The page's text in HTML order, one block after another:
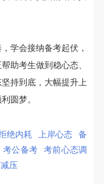
学会接纳备考起伏，
助考生做到稳心态、
持到底，大幅提升上
圆梦。
绝内耗 上岸心态
备
考公备考
考前心态调
压